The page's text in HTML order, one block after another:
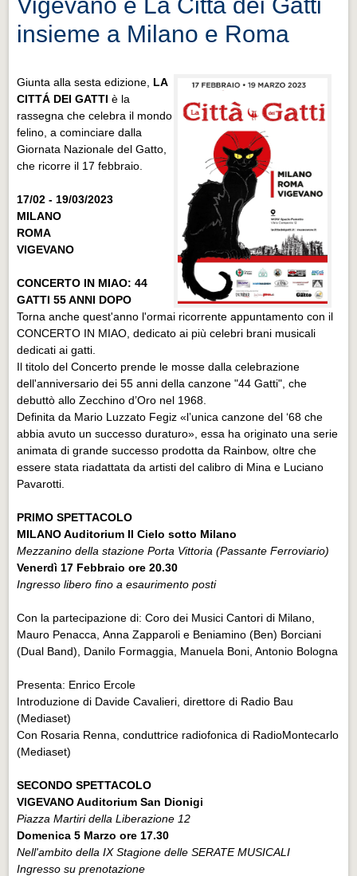
insieme a Milano e Roma
Giunta alla sesta edizione, LA
CITTÁ DEI GATTI è la
rassegna che celebra il mondo
felino, a cominciare dalla
Giornata Nazionale del Gatto,
che ricorre il 17 febbraio.
17/02 - 19/03/2023
MILANO
ROMA
VIGEVANO
CONCERTO IN MIAO: 44
GATTI 55 ANNI DOPO
Torna anche quest'anno l'ormai ricorrente appuntamento con il
CONCERTO IN MIAO, dedicato ai più celebri brani musicali
dedicati ai gatti.
Il titolo del Concerto prende le mosse dalla celebrazione
dell'anniversario dei 55 anni della canzone "44 Gatti", che
debuttò allo Zecchino d’Oro nel 1968.
Definita da Mario Luzzato Fegiz «l’unica canzone del ‘68 che
abbia avuto un successo duraturo», essa ha originato una serie
animata di grande successo prodotta da Rainbow, oltre che
essere stata riadattata da artisti del calibro di Mina e Luciano
Pavarotti.
PRIMO SPETTACOLO
MILANO Auditorium Il Cielo sotto Milano
Mezzanino della stazione Porta Vittoria (Passante Ferroviario)
Venerdì 17 Febbraio ore 20.30
Ingresso libero fino a esaurimento posti
Con la partecipazione di: Coro dei Musici Cantori di Milano,
Mauro Penacca, Anna Zapparoli e Beniamino (Ben) Borciani
(Dual Band), Danilo Formaggia, Manuela Boni, Antonio Bologna
Presenta: Enrico Ercole
Introduzione di Davide Cavalieri, direttore di Radio Bau
(Mediaset)
Con Rosaria Renna, conduttrice radiofonica di RadioMontecarlo
(Mediaset)
SECONDO SPETTACOLO
VIGEVANO Auditorium San Dionigi
Piazza Martiri della Liberazione 12
Domenica 5 Marzo ore 17.30
Nell'ambito della IX Stagione delle SERATE MUSICALI
Ingresso su prenotazione